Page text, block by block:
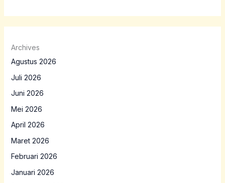
Archives
Agustus 2026
Juli 2026
Juni 2026
Mei 2026
April 2026
Maret 2026
Februari 2026
Januari 2026